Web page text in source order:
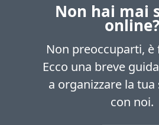
Non hai mai
online?
Non preoccuparti, è
Ecco una breve
a organizzare la
con noi.